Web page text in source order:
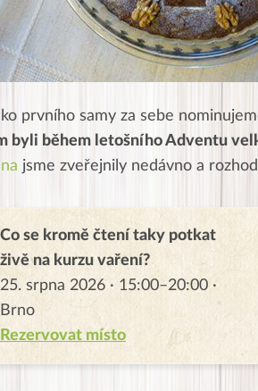
prvního samy za sebe
byli během letošního Adventu
jsme zveřejnily nedávno a
Co se kromě čtení taky potkat
živě na kurzu vaření?
25. srpna 2026 · 15:00–20:00 ·
Brno
Rezervovat místo